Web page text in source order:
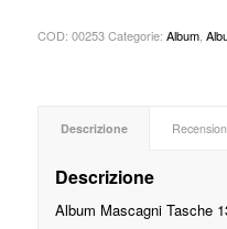
COD: 00253 Categorie: Album,
Descrizione
Descrizione
Album Mascagni Tasche